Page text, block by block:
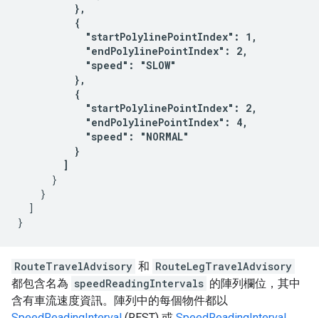
          },
          {
            "startPolylinePointIndex": 1,
            "endPolylinePointIndex": 2,
            "speed": "SLOW"
          },
          {
            "startPolylinePointIndex": 2,
            "endPolylinePointIndex": 4,
            "speed": "NORMAL"
          }
        ]
      }
    }
  ]
RouteTravelAdvisory 和 RouteLegTravelAdvisory
都包含名為 speedReadingIntervals 的陣列欄位，其中
含有車流速度資訊。陣列中的每個物件都以